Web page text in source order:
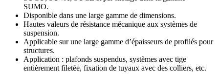
SUMO.
Disponible dans une large gamme de dimensions.
Hautes valeurs de résistance mécanique aux systèmes de
suspension.
Applicable sur une large gamme d’épaisseurs de profilés pour
structures.
Application : plafonds suspendus, systèmes avec tige
entièrement filetée, fixation de tuyaux avec des colliers, etc.